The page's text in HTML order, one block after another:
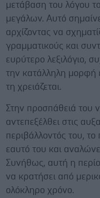
μετάβαση του λόγου
μεγάλων. Αυτό
αρχίζοντας να
γραμματικούς και
ευρύτερο λεξιλόγιο,
την κατάλληλη μορφή
τη χρειάζεται.
Στην προσπάθειά του
αντεπεξέλθει στις
περιβάλλοντός του, το
εαυτό του και
Συνήθως, αυτή η
να κρατήσει από
ολόκληρο χρόνο.